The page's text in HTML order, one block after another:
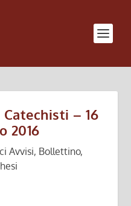
– 16
2016
Avvisi, Bollettino,